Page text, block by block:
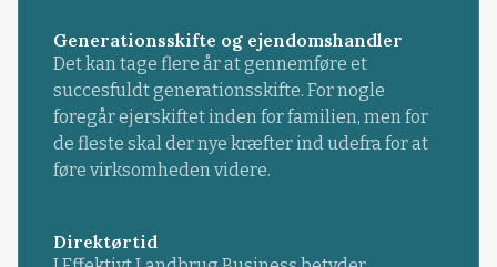
Generationsskifte og ejendomshandler
Det kan tage flere år at gennemføre et
succesfuldt generationsskifte. For nogle
foregår ejerskiftet inden for familien, men for
de fleste skal der nye kræfter ind udefra for at
føre virksomheden videre.
Direktørtid